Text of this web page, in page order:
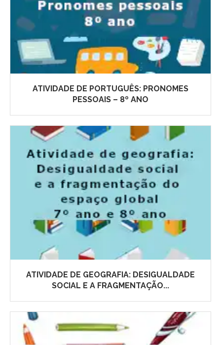
ATIVIDADE DE PORTUGUÊS: PRONOMES
PESSOAIS – 8º ANO
ATIVIDADE DE GEOGRAFIA: DESIGUALDADE
SOCIAL E A FRAGMENTAÇÃO...